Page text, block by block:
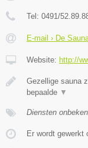
Tel: 0491/
E-mail › De
Website: http://
Gezellige sauna
bepaalde ▼
Diensten
Er wordt gewerkt